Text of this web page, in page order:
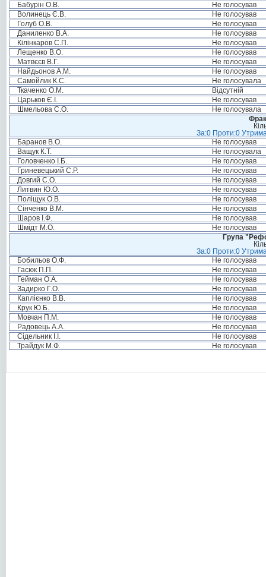
Бабурін О.В.
Не голосував
Волинець Є.В.
Не голосував
Голуб О.В.
Не голосував
Даниленко В.А.
Не голосував
Кілінкаров С.П.
Не голосував
Лещенко В.О.
Не голосував
Матвєєв В.Г.
Не голосував
Найдьонов А.М.
Не голосував
Самойлик К.С.
Не голосувала
Ткаченко О.М.
Відсутній
Царьков Є.І.
Не голосував
Шмельова С.О.
Не голосувала
За:0 Проти:0
Баранов В.О.
Не голосував
Ващук К.Т.
Не голосувала
Головченко І.Б.
Не голосував
Гриневецький С.Р.
Не голосував
Довгий С.О.
Не голосував
Литвин Ю.О.
Не голосував
Поліщук О.В.
Не голосував
Сінченко В.М.
Не голосував
Шаров І.Ф.
Не голосував
Шмідт М.О.
Не голосував
Група
За:0 Проти:0
Бобильов О.Ф.
Не голосував
Гасюк П.П.
Не голосував
Гейман О.А.
Не голосував
Задирко Г.О.
Не голосував
Каплієнко В.В.
Не голосував
Крук Ю.Б.
Не голосував
Мовчан П.М.
Не голосував
Радовець А.А.
Не голосував
Сідельник І.І.
Не голосував
Трайдук М.Ф.
Не голосував